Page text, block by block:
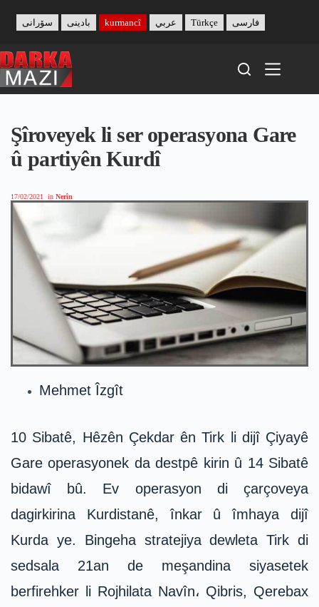
content
بادینی سۆرانی kurmancî عربي Türkçe فارسی
Şîroveyek li ser operasyona Gare
û partiyên Kurdî
17/02/2021 in Nerîn
Mehmet Îzgît
10 Sibatê, Hêzên Çekdar ên Tirk li dijî Çiyayê
Gare operasyonek da destpê kirin û 14 Sibatê
bidawî bû. Ev operasyon di çarçoveya
dagirkirina Kurdistanê, înkar û îmhaya dijî
Kurda ye. Bingeha stratejiya dewleta Tirk di
sedsala 21an de meşandina siyasetek
berfirehker li Rojhilata Navîn، Qibris, Qerebax